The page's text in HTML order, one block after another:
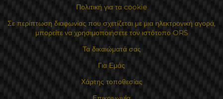
Πολιτική για τα cookie
Σε περίπτωση διαφωνίας που σχετίζεται με μια ηλεκτρονική αγορά,
μπορείτε να χρησιμοποιήσετε τον ιστότοπο ORS
Τα δικαιώματά σας
Για Εμάς
Χάρτης τοποθεσίας